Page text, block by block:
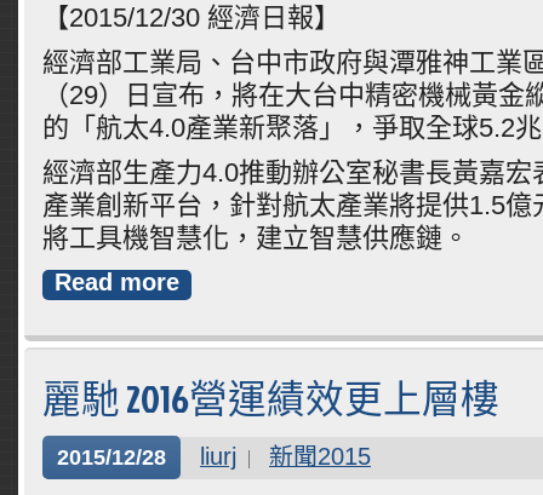
【2015/12/30 經濟日報】
經濟部工業局、台中市政府與潭雅神工業
（29）日宣布，將在大台中精密機械黃金
的「航太4.0產業新聚落」，爭取全球5.2
經濟部生產力4.0推動辦公室秘書長黃嘉宏
產業創新平台，針對航太產業將提供1.5
將工具機智慧化，建立智慧供應鏈。
Read more
麗馳 2016營運績效更上層樓
2015/12/28 liurj 新聞2015